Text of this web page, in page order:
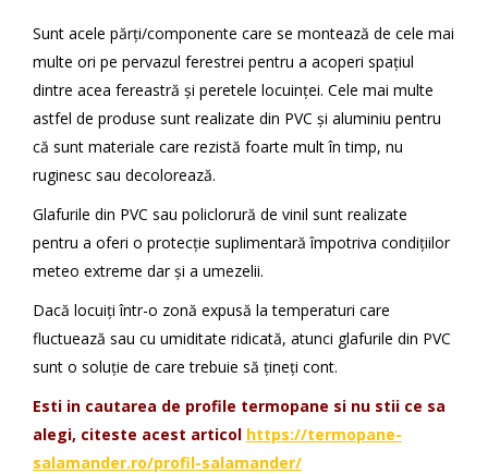
Sunt acele părți/componente care se montează de cele mai
multe ori pe pervazul ferestrei pentru a acoperi spațiul
dintre acea fereastră și peretele locuinței. Cele mai multe
astfel de produse sunt realizate din PVC și aluminiu pentru
că sunt materiale care rezistă foarte mult în timp, nu
ruginesc sau decolorează.
Glafurile din PVC sau policlorură de vinil sunt realizate
pentru a oferi o protecție suplimentară împotriva condițiilor
meteo extreme dar și a umezelii.
Dacă locuiți într-o zonă expusă la temperaturi care
fluctuează sau cu umiditate ridicată, atunci glafurile din PVC
sunt o soluție de care trebuie să țineți cont.
Esti in cautarea de profile termopane si nu stii ce sa
alegi, citeste acest articol https://termopane-
salamander.ro/profil-salamander/